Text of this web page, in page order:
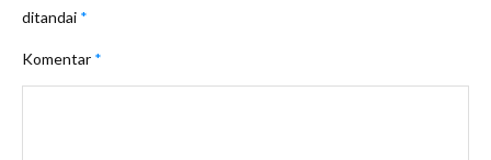
ditandai *
Komentar *